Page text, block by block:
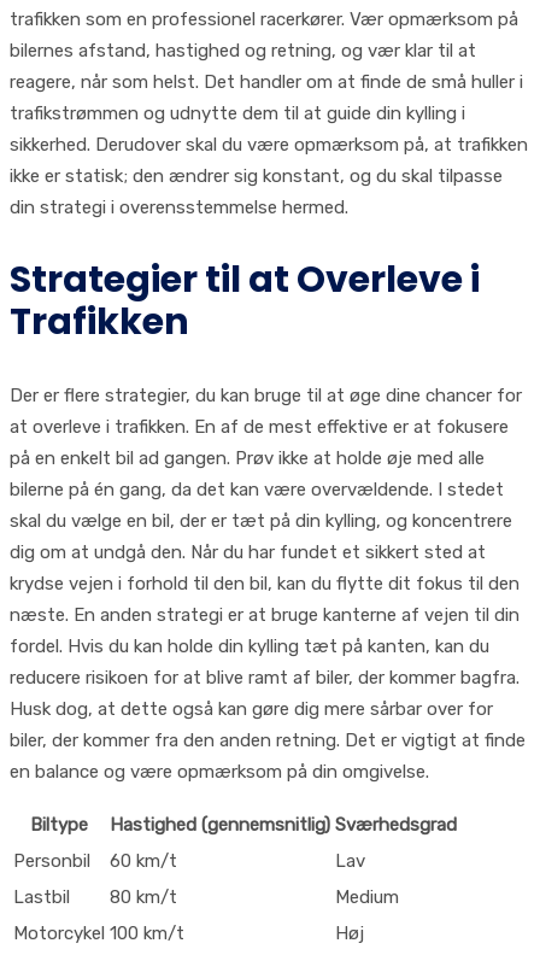
trafikken som en professionel racerkører. Vær opmærksom på
bilernes afstand, hastighed og retning, og vær klar til at
reagere, når som helst. Det handler om at finde de små huller i
trafikstrømmen og udnytte dem til at guide din kylling i
sikkerhed. Derudover skal du være opmærksom på, at trafikken
ikke er statisk; den ændrer sig konstant, og du skal tilpasse
din strategi i overensstemmelse hermed.
Strategier til at Overleve i
Trafikken
Der er flere strategier, du kan bruge til at øge dine chancer for
at overleve i trafikken. En af de mest effektive er at fokusere
på en enkelt bil ad gangen. Prøv ikke at holde øje med alle
bilerne på én gang, da det kan være overvældende. I stedet
skal du vælge en bil, der er tæt på din kylling, og koncentrere
dig om at undgå den. Når du har fundet et sikkert sted at
krydse vejen i forhold til den bil, kan du flytte dit fokus til den
næste. En anden strategi er at bruge kanterne af vejen til din
fordel. Hvis du kan holde din kylling tæt på kanten, kan du
reducere risikoen for at blive ramt af biler, der kommer bagfra.
Husk dog, at dette også kan gøre dig mere sårbar over for
biler, der kommer fra den anden retning. Det er vigtigt at finde
en balance og være opmærksom på din omgivelse.
Biltype Hastighed (gennemsnitlig) Sværhedsgrad
Personbil
60 km/t
Lav
Lastbil
80 km/t
Medium
Motorcykel 100 km/t
Høj